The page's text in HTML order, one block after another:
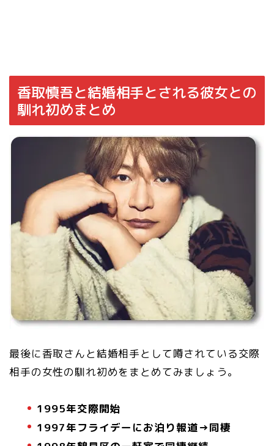
香取慎吾と結婚相手とされる彼女との
馴れ初めまとめ
最後に香取さんと結婚相手として噂されている交際
相手の女性の馴れ初めをまとめてみましょう。
1995年交際開始
1997年フライデーにお泊り報道→同棲